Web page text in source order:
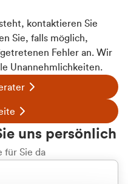
kontaktieren Sie
Sie, falls möglich,
Fehler an. Wir
Unannehmlichkeiten.
uns persönlich
für Sie da